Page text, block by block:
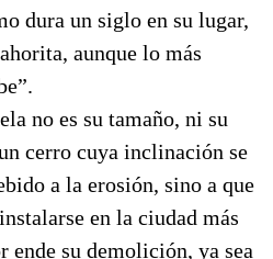
dura un siglo en su lugar,
aunque lo más
no es su tamaño, ni su
cerro cuya inclinación se
a la erosión, sino a que
en la ciudad más
ende su demolición, ya sea